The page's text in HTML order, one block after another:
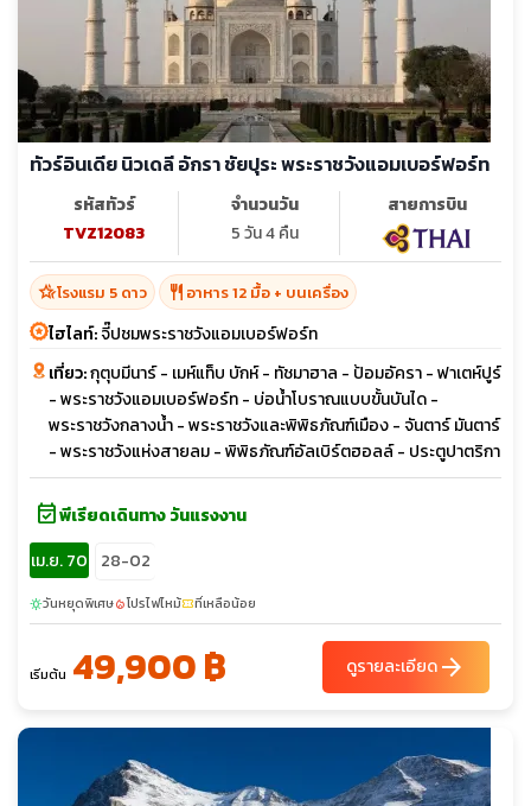
ทัวร์อินเดีย นิวเดลี อักรา ชัยปุระ พระราชวังแอมเบอร์ฟอร์ท
รหัสทัวร์
TVZ12083
จำนวนวัน
5 วัน 4 คืน
สายการบิน
hotel_classโรงแรม 5 ดาว restaurant อาหาร 12 มื้อ + บนเครื่อง
ไฮไลท์:จี๊ปชมพระราชวังแอมเบอร์ฟอร์ท
เที่ยว:กุตุบมีนาร์ - เมห์แท็บ บักห์ - ทัชมาฮาล - ป้อมอัครา - ฟาเตห์ปูร์
- พระราชวังแอมเบอร์ฟอร์ท - บ่อน้ำโบราณแบบขั้นบันได -
พระราชวังกลางน้ำ - พระราชวังและพิพิธภัณฑ์เมือง - จันตาร์ มันตาร์
- พระราชวังแห่งสายลม - พิพิธภัณฑ์อัลเบิร์ตฮอลล์ - ประตูปาตริกา
event_availableพีเรียดเดินทาง วันแรงงาน
เม.ย. 70
28-02
sunnyวันหยุดพิเศษlocal_fire_departmentโปรไฟไหม้confirmation_numberที่เหลือน้อย
เริ่มต้น 49,900 ฿ ดูรายละเอียดarrow_forward